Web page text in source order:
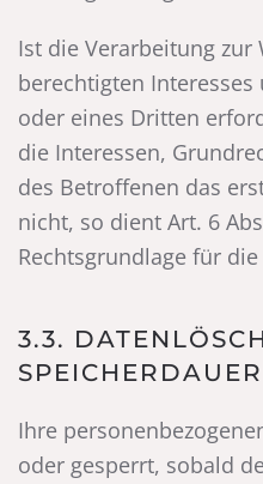
Ist die Verarbeitung zur
berechtigten
oder eines Dritten
die Interessen,
des Betroffenen das
nicht, so dient Art. 6
Rechtsgrundlage für
3.3.
SPEICHERDAUER
Ihre
oder gesperrt, sobald